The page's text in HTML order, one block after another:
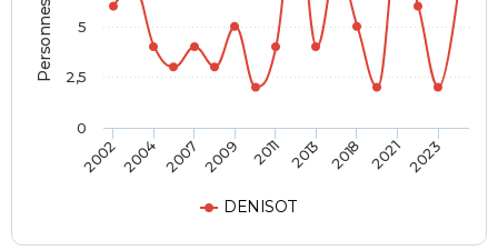
DENISOT
20022004 2007 2009 2011 2013 2018 2021 2023
0
2,5
5